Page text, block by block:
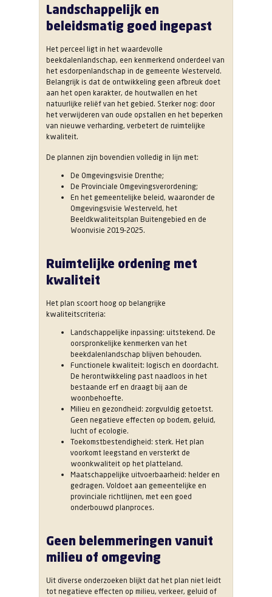
Landschappelijk en
beleidsmatig goed ingepast
Het perceel ligt in het waardevolle
beekdalenlandschap, een kenmerkend onderdeel van
het esdorpenlandschap in de gemeente Westerveld.
Belangrijk is dat de ontwikkeling geen afbreuk doet
aan het open karakter, de houtwallen en het
natuurlijke reliëf van het gebied. Sterker nog: door
het verwijderen van oude opstallen en het beperken
van nieuwe verharding, verbetert de ruimtelijke
kwaliteit.
De plannen zijn bovendien volledig in lijn met:
De Omgevingsvisie Drenthe;
De Provinciale Omgevingsverordening;
En het gemeentelijke beleid, waaronder de
Omgevingsvisie Westerveld, het
Beeldkwaliteitsplan Buitengebied en de
Woonvisie 2019-2025.
Ruimtelijke ordening met
kwaliteit
Het plan scoort hoog op belangrijke
kwaliteitscriteria:
Landschappelijke inpassing: uitstekend. De
oorspronkelijke kenmerken van het
beekdalenlandschap blijven behouden.
Functionele kwaliteit: logisch en doordacht.
De herontwikkeling past naadloos in het
bestaande erf en draagt bij aan de
woonbehoefte.
Milieu en gezondheid: zorgvuldig getoetst.
Geen negatieve effecten op bodem, geluid,
lucht of ecologie.
Toekomstbestendigheid: sterk. Het plan
voorkomt leegstand en versterkt de
woonkwaliteit op het platteland.
Maatschappelijke uitvoerbaarheid: helder en
gedragen. Voldoet aan gemeentelijke en
provinciale richtlijnen, met een goed
onderbouwd planproces.
Geen belemmeringen vanuit
milieu of omgeving
Uit diverse onderzoeken blijkt dat het plan niet leidt
tot negatieve effecten op milieu, verkeer, geluid of